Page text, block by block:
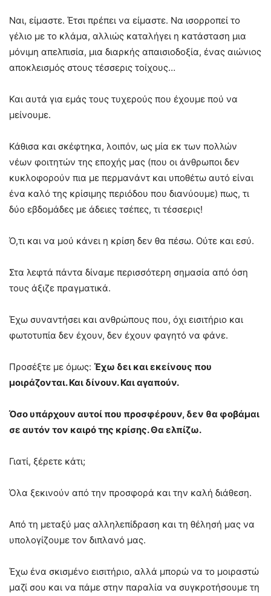
Ναι, είμαστε. Έτσι πρέπει να είμαστε. Να ισορροπεί το
γέλιο με το κλάμα, αλλιώς καταλήγει η κατάσταση μια
μόνιμη απελπισία, μια διαρκής απαισιοδοξία, ένας αιώνιος
αποκλεισμός στους τέσσερις τοίχους…
Και αυτά για εμάς τους τυχερούς που έχουμε πού να
μείνουμε.
Κάθισα και σκέφτηκα, λοιπόν, ως μία εκ των πολλών
νέων φοιτητών της εποχής μας (που οι άνθρωποι δεν
κυκλοφορούν πια με περμανάντ και υποθέτω αυτό είναι
ένα καλό της κρίσιμης περιόδου που διανύουμε) πως, τι
δύο εβδομάδες με άδειες τσέπες, τι τέσσερις!
Ό,τι και να μού κάνει η κρίση δεν θα πέσω. Ούτε και εσύ.
Στα λεφτά πάντα δίναμε περισσότερη σημασία από όση
τους άξιζε πραγματικά.
Έχω συναντήσει και ανθρώπους που, όχι εισιτήριο και
φωτοτυπία δεν έχουν, δεν έχουν φαγητό να φάνε.
Προσέξτε με όμως: Έχω δει και εκείνους που
μοιράζονται. Και δίνουν. Και αγαπούν.
Όσο υπάρχουν αυτοί που προσφέρουν, δεν θα φοβάμαι
σε αυτόν τον καιρό της κρίσης. Θα ελπίζω.
Γιατί, ξέρετε κάτι;
Όλα ξεκινούν από την προσφορά και την καλή διάθεση.
Από τη μεταξύ μας αλληλεπίδραση και τη θέλησή μας να
υπολογίζουμε τον διπλανό μας.
Έχω ένα σκισμένο εισιτήριο, αλλά μπορώ να το μοιραστώ
μαζί σου και να πάμε στην παραλία να συγκροτήσουμε τη